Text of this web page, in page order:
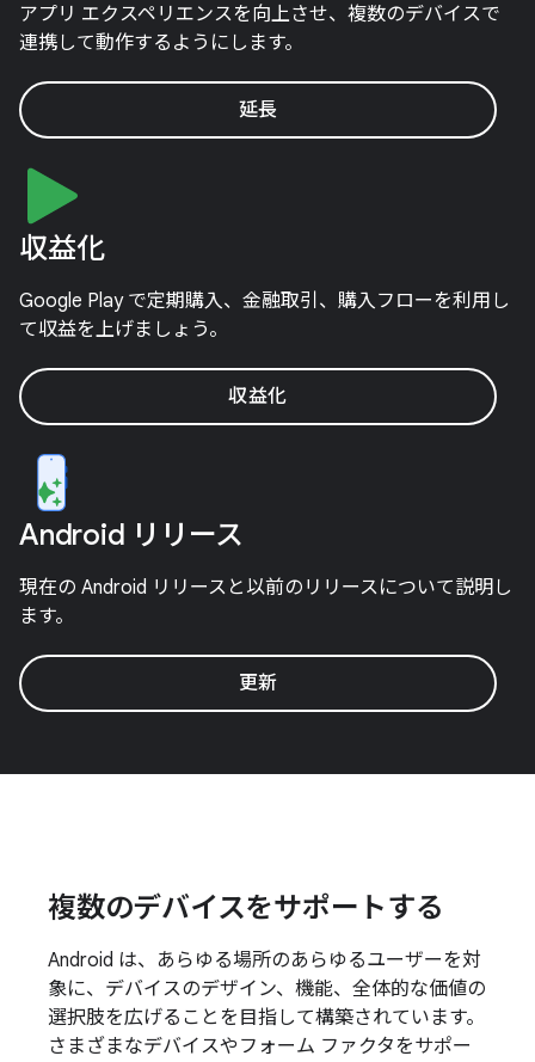
アプリ エクスペリエンスを向上させ、複数のデバイスで
連携して動作するようにします。
延長
収益化
Google Play で定期購入、金融取引、購入フローを利用し
て収益を上げましょう。
収益化
Android リリース
現在の Android リリースと以前のリリースについて説明し
ます。
更新
複数のデバイスをサポートする
Android は、あらゆる場所のあらゆるユーザーを対
象に、デバイスのデザイン、機能、全体的な価値の
選択肢を広げることを目指して構築されています。
さまざまなデバイスやフォーム ファクタをサポー